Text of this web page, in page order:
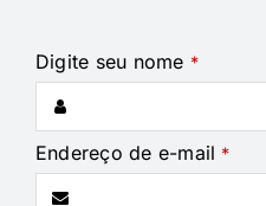
Digite seu nome *
Endereço de e-mail *